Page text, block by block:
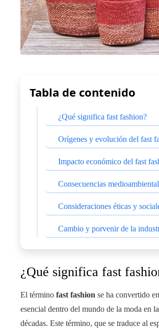
Tabla de contenido
¿Qué significa fast fashion?
Orígenes y evolución del fast
Impacto económico del fast
Consecuencias
Consideraciones éticas y
Cambio y porvenir de la
¿Qué significa fast
El término fast fashion se ha convertido
esencial dentro del mundo de la moda en
décadas. Este término, que se traduce al